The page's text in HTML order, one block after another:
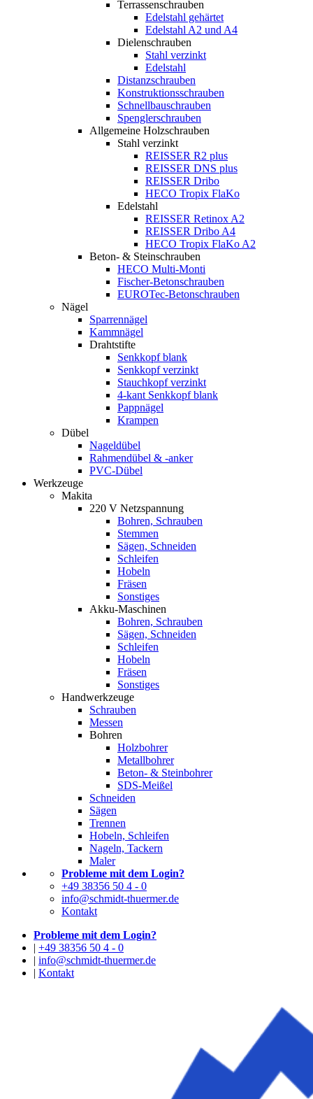
Terrassenschrauben
Edelstahl gehärtet
Edelstahl A2 und A4
Dielenschrauben
Stahl verzinkt
Edelstahl
Distanzschrauben
Konstruktionsschrauben
Schnellbauschrauben
Spenglerschrauben
Allgemeine Holzschrauben
Stahl verzinkt
REISSER R2 plus
REISSER DNS plus
REISSER Dribo
HECO Tropix FlaKo
Edelstahl
REISSER Retinox A2
REISSER Dribo A4
HECO Tropix FlaKo A2
Beton- & Steinschrauben
HECO Multi-Monti
Fischer-Betonschrauben
EUROTec-Betonschrauben
Nägel
Sparrennägel
Kammnägel
Drahtstifte
Senkkopf blank
Senkkopf verzinkt
Stauchkopf verzinkt
4-kant Senkkopf blank
Pappnägel
Krampen
Dübel
Nageldübel
Rahmendübel & -anker
PVC-Dübel
Werkzeuge
Makita
220 V Netzspannung
Bohren, Schrauben
Stemmen
Sägen, Schneiden
Schleifen
Hobeln
Fräsen
Sonstiges
Akku-Maschinen
Bohren, Schrauben
Sägen, Schneiden
Schleifen
Hobeln
Fräsen
Sonstiges
Handwerkzeuge
Schrauben
Messen
Bohren
Holzbohrer
Metallbohrer
Beton- & Steinbohrer
SDS-Meißel
Schneiden
Sägen
Trennen
Hobeln, Schleifen
Nageln, Tackern
Maler
Probleme mit dem Login?
+49 38356 50 4 - 0
info@schmidt-thuermer.de
Kontakt
Probleme mit dem Login?
| +49 38356 50 4 - 0
| info@schmidt-thuermer.de
| Kontakt